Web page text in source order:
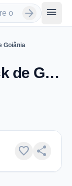
arrow_forward menu
Goiânia
89 A Rádio Rock de Goiânia - FM 102.9 - Goiânia
favorite share